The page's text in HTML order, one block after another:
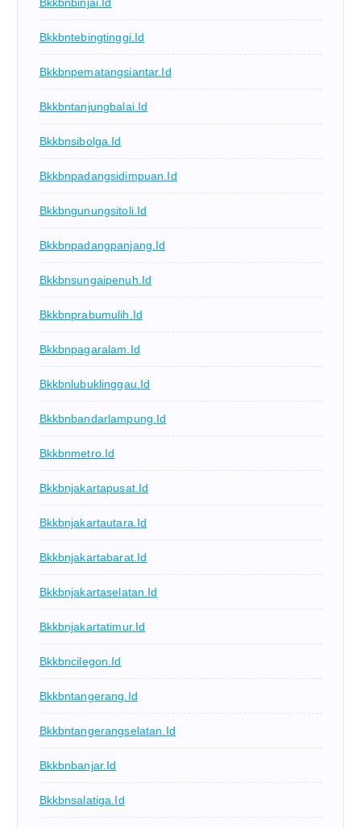
Bkkbntebingtinggi.id
Bkkbnpematangsiantar.id
Bkkbntanjungbalai.id
Bkkbnsibolga.id
Bkkbnpadangsidimpuan.id
Bkkbngunungsitoli.id
Bkkbnpadangpanjang.id
Bkkbnsungaipenuh.id
Bkkbnprabumulih.id
Bkkbnpagaralam.id
Bkkbnlubuklinggau.id
Bkkbnbandarlampung.id
Bkkbnmetro.id
Bkkbnjakartapusat.id
Bkkbnjakartautara.id
Bkkbnjakartabarat.id
Bkkbnjakartaselatan.id
Bkkbnjakartatimur.id
Bkkbncilegon.id
Bkkbntangerang.id
Bkkbntangerangselatan.id
Bkkbnbanjar.id
Bkkbnsalatiga.id